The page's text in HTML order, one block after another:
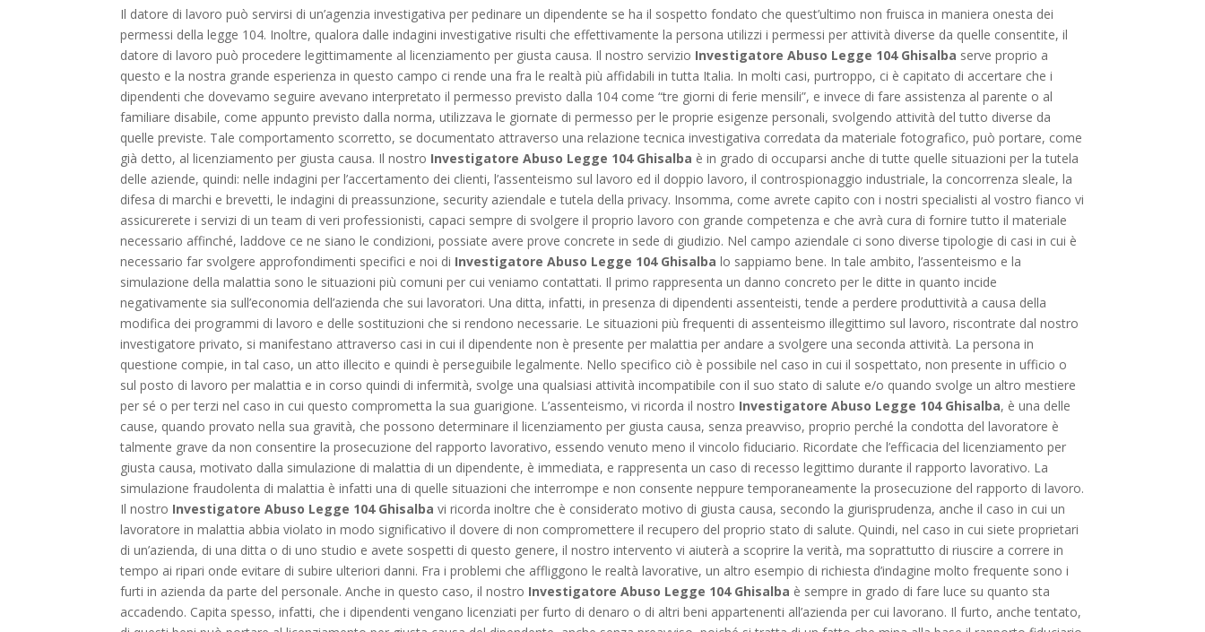
Il datore di lavoro può servirsi di un’agenzia investigativa per pedinare un dipendente se ha il sospetto fondato che quest’ultimo non fruisca in maniera onesta dei
permessi della legge 104. Inoltre, qualora dalle indagini investigative risulti che effettivamente la persona utilizzi i permessi per attività diverse da quelle consentite, il
datore di lavoro può procedere legittimamente al licenziamento per giusta causa. Il nostro servizio Investigatore Abuso Legge 104 Ghisalba serve proprio a
questo e la nostra grande esperienza in questo campo ci rende una fra le realtà più affidabili in tutta Italia. In molti casi, purtroppo, ci è capitato di accertare che i
dipendenti che dovevamo seguire avevano interpretato il permesso previsto dalla 104 come “tre giorni di ferie mensili”, e invece di fare assistenza al parente o al
familiare disabile, come appunto previsto dalla norma, utilizzava le giornate di permesso per le proprie esigenze personali, svolgendo attività del tutto diverse da
quelle previste. Tale comportamento scorretto, se documentato attraverso una relazione tecnica investigativa corredata da materiale fotografico, può portare, come
già detto, al licenziamento per giusta causa. Il nostro Investigatore Abuso Legge 104 Ghisalba è in grado di occuparsi anche di tutte quelle situazioni per la tutela
delle aziende, quindi: nelle indagini per l’accertamento dei clienti, l’assenteismo sul lavoro ed il doppio lavoro, il controspionaggio industriale, la concorrenza sleale, la
difesa di marchi e brevetti, le indagini di preassunzione, security aziendale e tutela della privacy. Insomma, come avrete capito con i nostri specialisti al vostro fianco vi
assicurerete i servizi di un team di veri professionisti, capaci sempre di svolgere il proprio lavoro con grande competenza e che avrà cura di fornire tutto il materiale
necessario affinché, laddove ce ne siano le condizioni, possiate avere prove concrete in sede di giudizio. Nel campo aziendale ci sono diverse tipologie di casi in cui è
necessario far svolgere approfondimenti specifici e noi di Investigatore Abuso Legge 104 Ghisalba lo sappiamo bene. In tale ambito, l’assenteismo e la
simulazione della malattia sono le situazioni più comuni per cui veniamo contattati. Il primo rappresenta un danno concreto per le ditte in quanto incide
negativamente sia sull’economia dell’azienda che sui lavoratori. Una ditta, infatti, in presenza di dipendenti assenteisti, tende a perdere produttività a causa della
modifica dei programmi di lavoro e delle sostituzioni che si rendono necessarie. Le situazioni più frequenti di assenteismo illegittimo sul lavoro, riscontrate dal nostro
investigatore privato, si manifestano attraverso casi in cui il dipendente non è presente per malattia per andare a svolgere una seconda attività. La persona in
questione compie, in tal caso, un atto illecito e quindi è perseguibile legalmente. Nello specifico ciò è possibile nel caso in cui il sospettato, non presente in ufficio o
sul posto di lavoro per malattia e in corso quindi di infermità, svolge una qualsiasi attività incompatibile con il suo stato di salute e/o quando svolge un altro mestiere
per sé o per terzi nel caso in cui questo comprometta la sua guarigione. L’assenteismo, vi ricorda il nostro Investigatore Abuso Legge 104 Ghisalba, è una delle
cause, quando provato nella sua gravità, che possono determinare il licenziamento per giusta causa, senza preavviso, proprio perché la condotta del lavoratore è
talmente grave da non consentire la prosecuzione del rapporto lavorativo, essendo venuto meno il vincolo fiduciario. Ricordate che l’efficacia del licenziamento per
giusta causa, motivato dalla simulazione di malattia di un dipendente, è immediata, e rappresenta un caso di recesso legittimo durante il rapporto lavorativo. La
simulazione fraudolenta di malattia è infatti una di quelle situazioni che interrompe e non consente neppure temporaneamente la prosecuzione del rapporto di lavoro.
Il nostro Investigatore Abuso Legge 104 Ghisalba vi ricorda inoltre che è considerato motivo di giusta causa, secondo la giurisprudenza, anche il caso in cui un
lavoratore in malattia abbia violato in modo significativo il dovere di non compromettere il recupero del proprio stato di salute. Quindi, nel caso in cui siete proprietari
di un’azienda, di una ditta o di uno studio e avete sospetti di questo genere, il nostro intervento vi aiuterà a scoprire la verità, ma soprattutto di riuscire a correre in
tempo ai ripari onde evitare di subire ulteriori danni. Fra i problemi che affliggono le realtà lavorative, un altro esempio di richiesta d’indagine molto frequente sono i
furti in azienda da parte del personale. Anche in questo caso, il nostro Investigatore Abuso Legge 104 Ghisalba è sempre in grado di fare luce su quanto sta
accadendo. Capita spesso, infatti, che i dipendenti vengano licenziati per furto di denaro o di altri beni appartenenti all’azienda per cui lavorano. Il furto, anche tentato,